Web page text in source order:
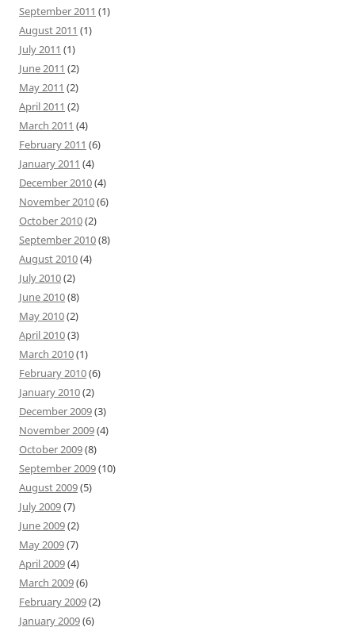
September 2011 (1)
August 2011 (1)
July 2011 (1)
June 2011 (2)
May 2011 (2)
April 2011 (2)
March 2011 (4)
February 2011 (6)
January 2011 (4)
December 2010(4)
November 2010(6)
October 2010(2)
September 2010(8)
August 2010(4)
July 2010(2)
June 2010(8)
May 2010(2)
April 2010(3)
March 2010(1)
February 2010(6)
January 2010(2)
December 2009(3)
November 2009(4)
October 2009(8)
September 2009(10)
August 2009(5)
July 2009(7)
June 2009(2)
May 2009(7)
April 2009(4)
March 2009(6)
February 2009(2)
January 2009(6)